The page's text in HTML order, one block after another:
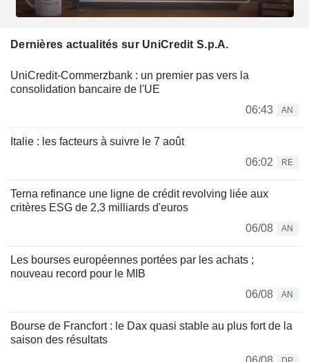
Dernières actualités sur UniCredit S.p.A.
UniCredit-Commerzbank : un premier pas vers la
consolidation bancaire de l'UE
06:43
AN
Italie : les facteurs à suivre le 7 août
06:02
RE
Terna refinance une ligne de crédit revolving liée aux
critères ESG de 2,3 milliards d'euros
06/08
AN
Les bourses européennes portées par les achats ;
nouveau record pour le MIB
06/08
AN
Bourse de Francfort : le Dax quasi stable au plus fort de la
saison des résultats